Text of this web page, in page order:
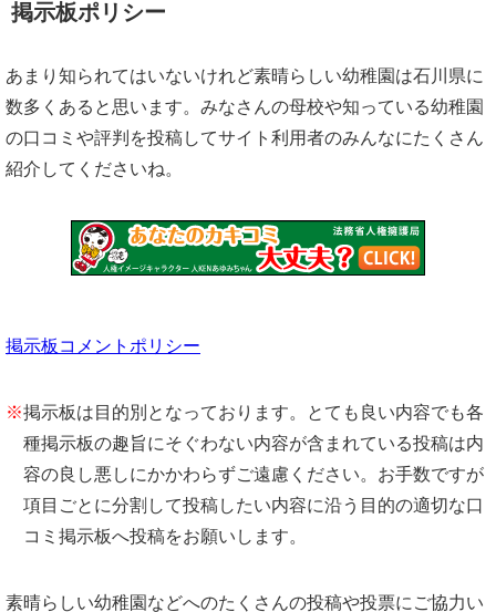
掲示板ポリシー
あまり知られてはいないけれど素晴らしい幼稚園は石川県に
数多くあると思います。みなさんの母校や知っている幼稚園
の口コミや評判を投稿してサイト利用者のみんなにたくさん
紹介してくださいね。
掲示板コメントポリシー
※掲示板は目的別となっております。とても良い内容でも各
種掲示板の趣旨にそぐわない内容が含まれている投稿は内
容の良し悪しにかかわらずご遠慮ください。お手数ですが
項目ごとに分割して投稿したい内容に沿う目的の適切な口
コミ掲示板へ投稿をお願いします。
素晴らしい幼稚園などへのたくさんの投稿や投票にご協力い